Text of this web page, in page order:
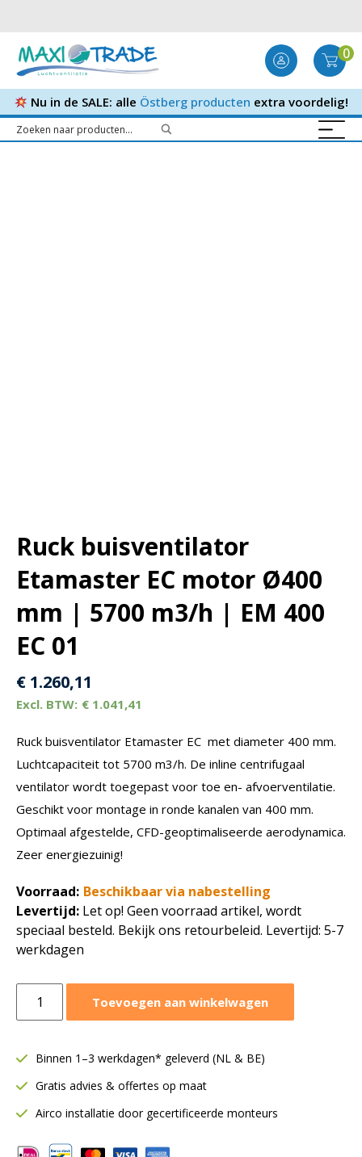
0
Nu in de SALE: alle Östberg producten extra voordelig!
Ruck buisventilator
Etamaster EC motor Ø400
mm | 5700 m3/h | EM 400
EC 01
€ 1.260,11
€ 1.041,41
Ruck buisventilator Etamaster EC met diameter 400 mm.
Luchtcapaciteit tot 5700 m3/h. De inline centrifugaal
ventilator wordt toegepast voor toe en- afvoerventilatie.
Geschikt voor montage in ronde kanalen van 400 mm.
Optimaal afgestelde, CFD-geoptimaliseerde aerodynamica.
Zeer energiezuinig!
Voorraad: Beschikbaar via nabestelling
Levertijd: Let op! Geen voorraad artikel, wordt
speciaal besteld. Bekijk ons retourbeleid. Levertijd: 5-7
werkdagen
buisventilator
EC
Ø400
mm
5700
Toevoegen aan winkelwagen
Binnen 1–3 werkdagen* geleverd (NL & BE)
Gratis advies & offertes op maat
Airco installatie door gecertificeerde monteurs